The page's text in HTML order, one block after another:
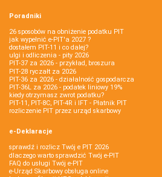
Poradniki
26 sposobów na obniżenie podatku PIT
jak wypełnić e-PIT'a 2027 ?
dostałem PIT-11 i co dalej?
ulgi i odliczenia - pity 2026
PIT-37 za 2026 - przykład, broszura
PIT-28 ryczałt za 2026
PIT-36 za 2026 - działalność gospodarcza
PIT-36L za 2026 - podatek liniowy 19%
kiedy otrzymasz zwrot podatku?
PIT-11, PIT-8C, PIT-4R i IFT - Płatnik PIT
rozliczenie PIT przez urząd skarbowy
e-Deklaracje
sprawdź i rozlicz Twój e PIT 2026
dlaczego warto sprawdzić Twój e-PIT
FAQ do usługi Twój e-PIT
e-Urząd Skarbowy obsługa online